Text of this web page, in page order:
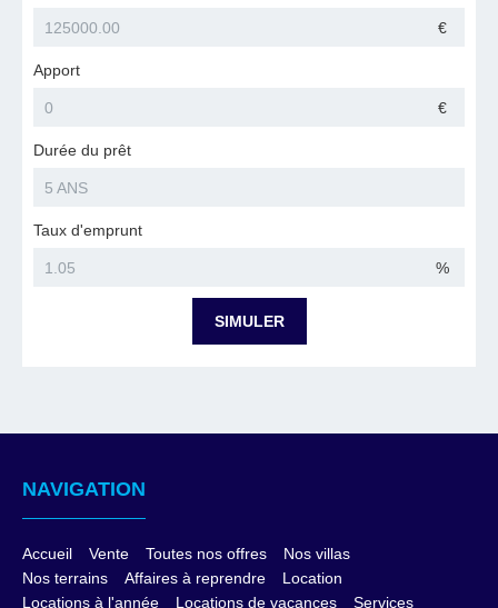
€
Apport
€
Durée du prêt
Taux d'emprunt
%
NAVIGATION
Accueil Vente Toutes nos offres
Nos villas
Nos terrains
Affaires à reprendre
Location
Locations à l'année
Locations de vacances
Services